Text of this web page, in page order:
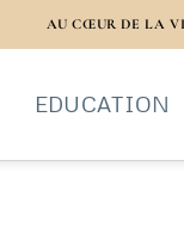
AU CŒUR DE LA
EDUCATION